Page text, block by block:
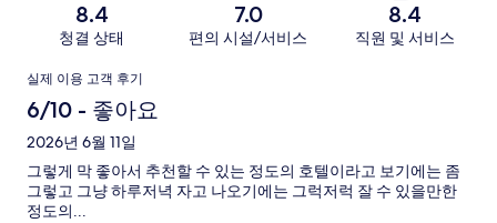
8.4
청결 상태
7.0
편의 시설/서비스
8.4
직원 및 서비스
이
용
후
기
실제 이용 고객 후기
6/10 - 좋아요
2026년 6월 11일
그렇게 막 좋아서 추천할 수 있는 정도의 호텔이라고 보기에는 좀
그렇고 그냥 하루저녁 자고 나오기에는 그럭저럭 잘 수 있을만한
정도의...